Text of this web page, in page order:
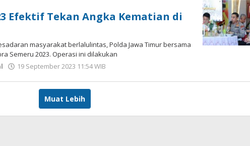
Efektif Tekan Angka Kematian di
masyarakat berlalulintas, Polda Jawa Timur bersama
Semeru 2023. Operasi ini dilakukan
19 September 2023 11:54 WIB
Muat Lebih